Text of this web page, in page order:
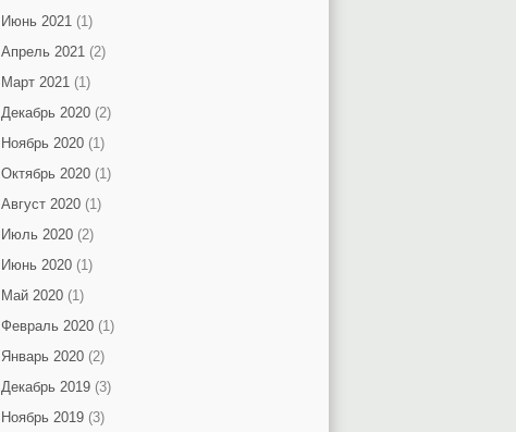
Июнь 2021(1)
Апрель 2021(2)
Март 2021(1)
Декабрь 2020(2)
Ноябрь 2020(1)
Октябрь 2020(1)
Август 2020(1)
Июль 2020(2)
Июнь 2020(1)
Май 2020(1)
Февраль 2020(1)
Январь 2020(2)
Декабрь 2019(3)
Ноябрь 2019(3)